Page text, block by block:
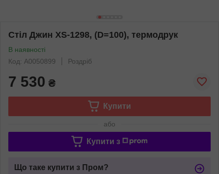
Стіл Джин XS-1298, (D=100), термодрук
В наявності
Код: А0050899
Роздріб
7 530 ₴
Купити
або
Купити з
Що таке купити з Пром?